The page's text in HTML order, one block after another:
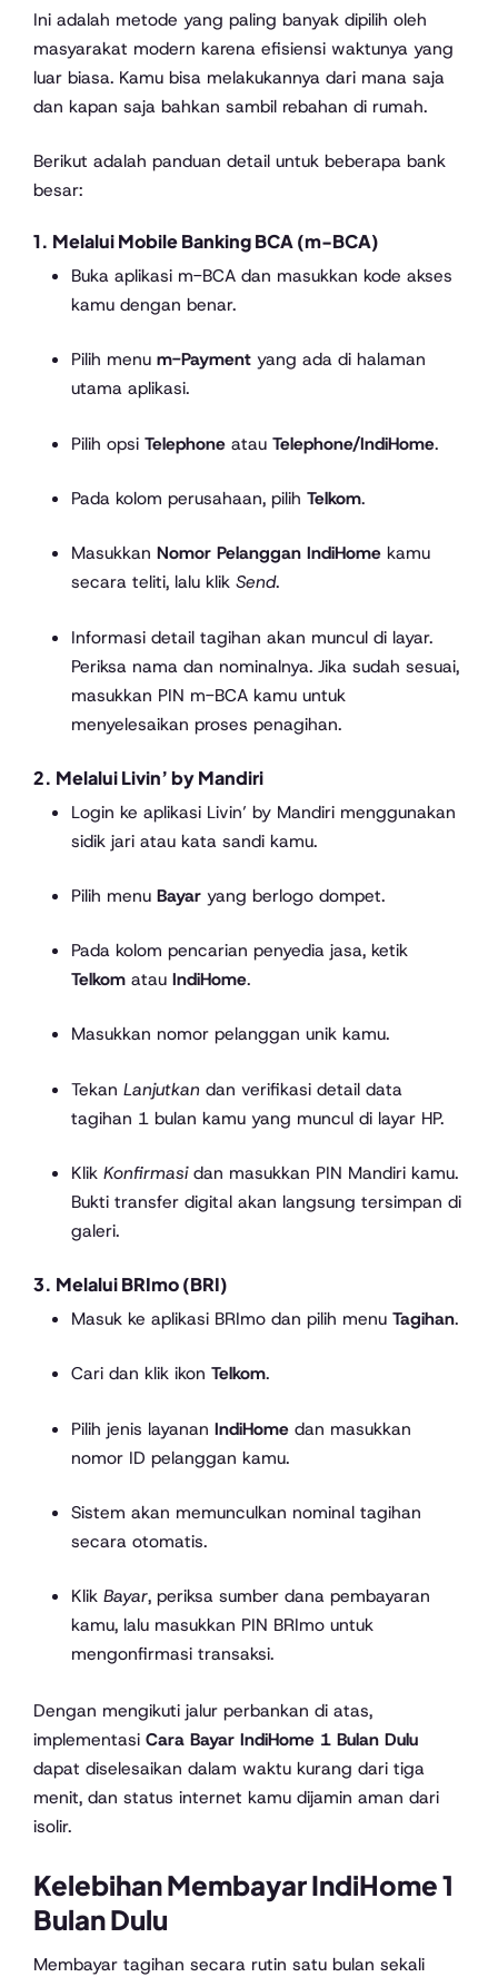
Ini adalah metode yang paling banyak dipilih oleh
masyarakat modern karena efisiensi waktunya yang
luar biasa. Kamu bisa melakukannya dari mana saja
dan kapan saja bahkan sambil rebahan di rumah.
Berikut adalah panduan detail untuk beberapa bank
besar:
1. Melalui Mobile Banking BCA (m-BCA)
Buka aplikasi m-BCA dan masukkan kode akses
kamu dengan benar.
Pilih menu m-Paymentyang ada di halaman
utama aplikasi.
Pilih opsi Telephoneatau Telephone/IndiHome.
Pada kolom perusahaan, pilih Telkom.
Masukkan Nomor Pelanggan IndiHomekamu
secara teliti, lalu klik Send.
Informasi detail tagihan akan muncul di layar.
Periksa nama dan nominalnya. Jika sudah sesuai,
masukkan PIN m-BCA kamu untuk
menyelesaikan proses penagihan.
2. Melalui Livin’ by Mandiri
Login ke aplikasi Livin’ by Mandiri menggunakan
sidik jari atau kata sandi kamu.
Pilih menu Bayaryang berlogo dompet.
Pada kolom pencarian penyedia jasa, ketik
Telkomatau IndiHome.
Masukkan nomor pelanggan unik kamu.
Tekan Lanjutkan dan verifikasi detail data
tagihan 1 bulan kamu yang muncul di layar HP.
Klik Konfirmasidan masukkan PIN Mandiri kamu.
Bukti transfer digital akan langsung tersimpan di
galeri.
3. Melalui BRImo (BRI)
Masuk ke aplikasi BRImo dan pilih menu Tagihan.
Cari dan klik ikon Telkom.
Pilih jenis layanan IndiHomedan masukkan
nomor ID pelanggan kamu.
Sistem akan memunculkan nominal tagihan
secara otomatis.
Klik Bayar, periksa sumber dana pembayaran
kamu, lalu masukkan PIN BRImo untuk
mengonfirmasi transaksi.
Dengan mengikuti jalur perbankan di atas,
implementasi Cara Bayar IndiHome 1 Bulan Dulu
dapat diselesaikan dalam waktu kurang dari tiga
menit, dan status internet kamu dijamin aman dari
isolir.
Kelebihan Membayar IndiHome 1
Bulan Dulu
Membayar tagihan secara rutin satu bulan sekali